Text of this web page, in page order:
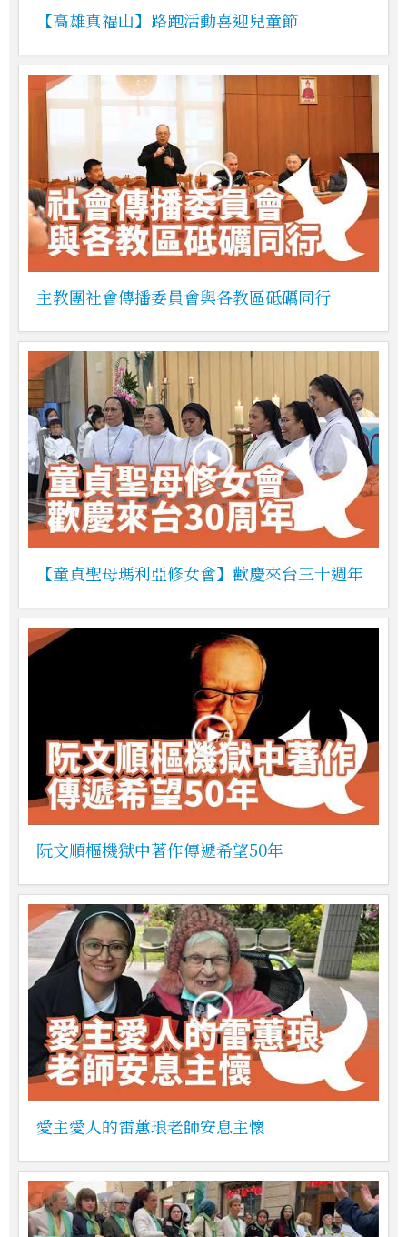
【高雄真福山】路跑活動喜迎兒童節
主教團社會傳播委員會與各教區砥礪同行
【童貞聖母瑪利亞修女會】歡慶來台三十週年
阮文順樞機獄中著作傳遞希望50年
愛主愛人的雷蕙琅老師安息主懷